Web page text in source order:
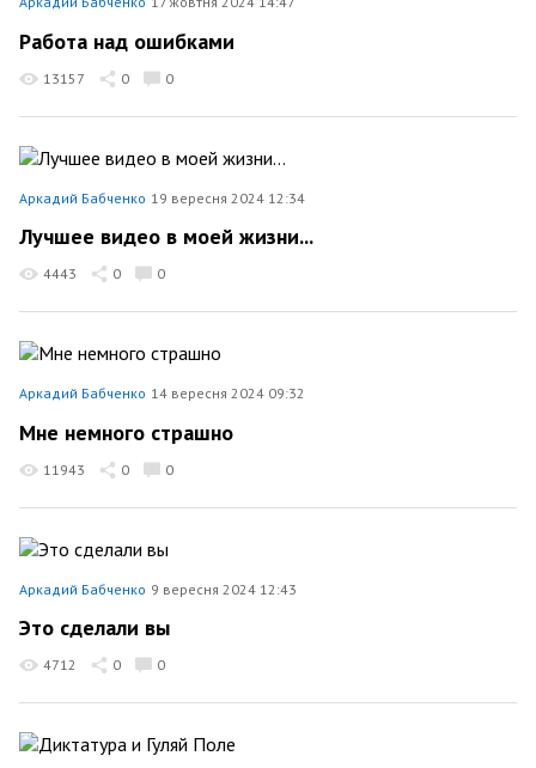
Работа над ошибками
13157 0 0
Аркадий Бабченко 19 вересня 2024 12:34
Лучшее видео в моей жизни...
4443 0 0
Аркадий Бабченко 14 вересня 2024 09:32
Мне немного страшно
11943 0 0
Аркадий Бабченко 9 вересня 2024 12:43
Это сделали вы
4712 0 0